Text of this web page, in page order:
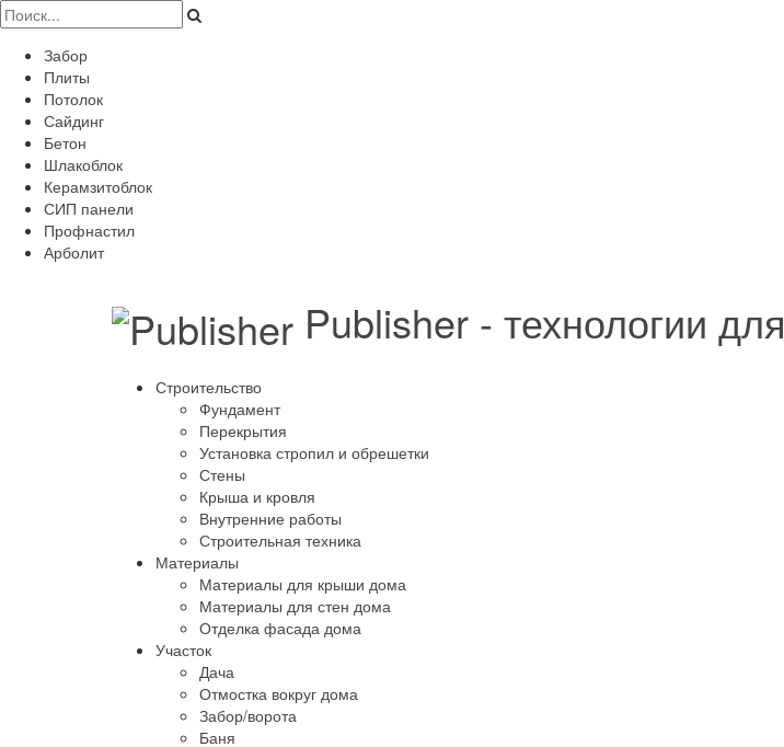
Забор
Плиты
Потолок
Сайдинг
Бетон
Шлакоблок
Керамзитоблок
СИП панели
Профнастил
Арболит
Publisher - технологии
Строительство
Фундамент
Перекрытия
Установка стропил и обрешетки
Стены
Крыша и кровля
Внутренние работы
Строительная техника
Материалы
Материалы для крыши дома
Материалы для стен дома
Отделка фасада дома
Участок
Дача
Отмостка вокруг дома
Забор/ворота
Баня